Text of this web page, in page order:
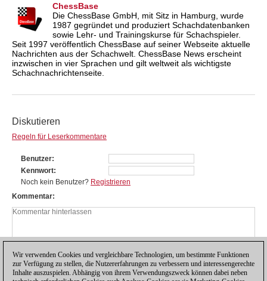
ChessBase
Die ChessBase GmbH, mit Sitz in Hamburg, wurde
1987 gegründet und produziert Schachdatenbanken
sowie Lehr- und Trainingskurse für Schachspieler.
Seit 1997 veröffentlich ChessBase auf seiner Webseite aktuelle
Nachrichten aus der Schachwelt. ChessBase News erscheint
inzwischen in vier Sprachen und gilt weltweit als wichtigste
Schachnachrichtenseite.
Diskutieren
Regeln für Leserkommentare
Benutzer
Kennwort
Noch kein Benutzer? Registrieren
Kommentar
Wir verwenden Cookies und vergleichbare Technologien, um bestimmte Funktionen
zur Verfügung zu stellen, die Nutzererfahrungen zu verbessern und interessengerechte
Inhalte auszuspielen. Abhängig von ihrem Verwendungszweck können dabei neben